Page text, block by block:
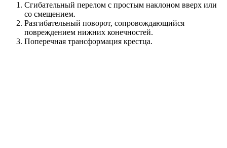
Сгибательный перелом с простым наклоном вверх или
со смещением.
Разгибательный поворот, сопровождающийся
повреждением нижних конечностей.
Поперечная трансформация крестца.